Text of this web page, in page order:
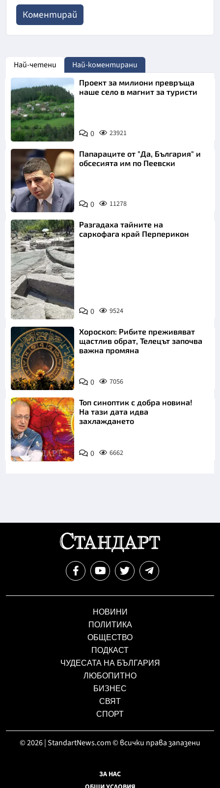
Най-четени Най-коментирани
Проект за милиони превръща
наше село в магнит за туристи
0 23921
Папараците от "Да, България" и
обсесията им по Пеевски
0 11278
Снимка:
Bulgaria ON
AIR
Разгадаха тайните на
саркофага край Перперикон
0 9524
Хороскоп: Рибите преживяват
щастлив обрат, Телецът започва
важна промяна
0 7056
Топ синоптик с добра новина!
На тази дата идва
захлаждането
0 6662
НОВИНИ
ПОЛИТИКА
ОБЩЕСТВО
ПОДКАСТ
ЧУДЕСАТА НА БЪЛГАРИЯ
ЛЮБОПИТНО
БИЗНЕС
СВЯТ
СПОРТ
© 2026 | StandartNews.com © всички права запазени
ЗА НАС